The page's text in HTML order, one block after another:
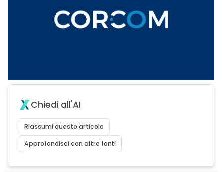
Chiedi all'AI
Riassumi questo articolo
Approfondisci con altre fonti